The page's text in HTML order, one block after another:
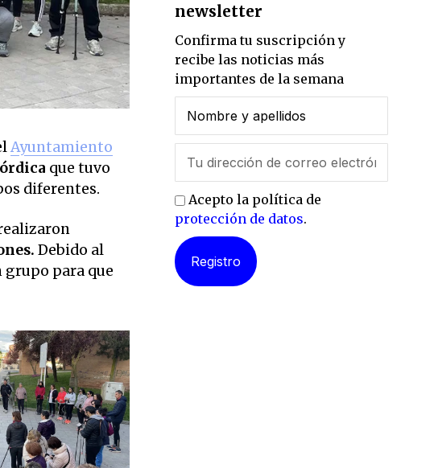
Ayuntamiento
que tuvo
diferentes.
Debido al
para que
newsletter
Confirma tu suscripción y
recibe las noticias más
importantes de la semana
Acepto la política de
protección de datos.